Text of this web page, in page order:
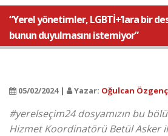
“Yerel yönetimler, LGBTİ+’lara bir
bunun duyulmasını istemiyor”
05/02/2024 | Yazar: Oğulcan Özgenç
#yerelseçim24 dosyamızın bu
Hizmet Koordinatörü Betül Asker